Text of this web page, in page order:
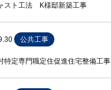
スト工法 K様邸新築工事
公共工事
特定専門職定住促進住宅整備工事